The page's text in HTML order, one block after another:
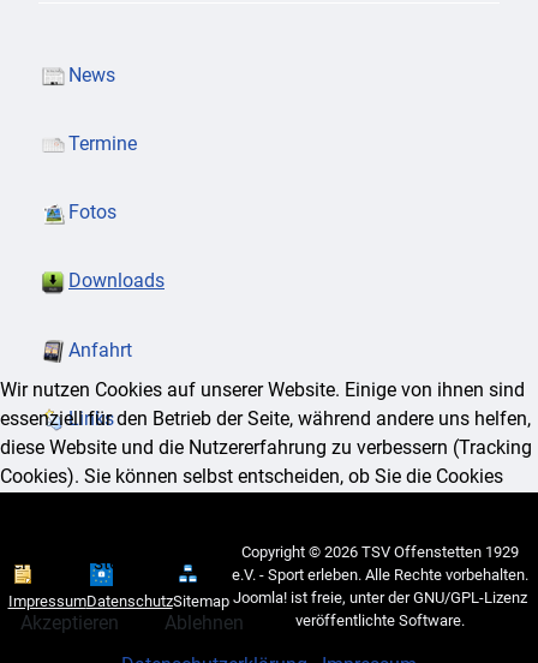
News
Termine
Fotos
Downloads
Anfahrt
Links
ImpressumDatenschutzSitemap
Copyright © 2026 TSV Offenstetten 1929
e.V. - Sport erleben. Alle Rechte vorbehalten.
Joomla!ist freie, unter derGNU/GPL-Lizenz
veröffentlichte Software.
Wir nutzen Cookies auf unserer Website. Einige von ihnen sind
essenziell für den Betrieb der Seite, während andere uns helfen,
diese Website und die Nutzererfahrung zu verbessern (Tracking
Cookies). Sie können selbst entscheiden, ob Sie die Cookies
Verfügung stehen.
Akzeptieren
Ablehnen